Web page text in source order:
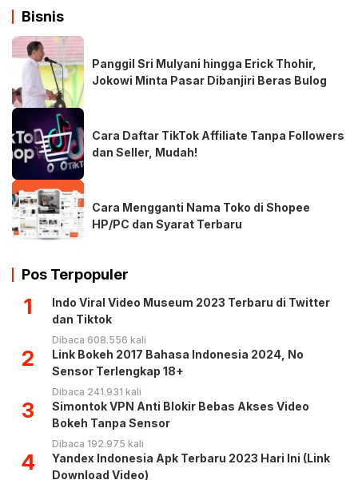
Bisnis
Panggil Sri Mulyani hingga Erick Thohir,
Jokowi Minta Pasar Dibanjiri Beras Bulog
Cara Daftar TikTok Affiliate Tanpa Followers
dan Seller, Mudah!
Cara Mengganti Nama Toko di Shopee
HP/PC dan Syarat Terbaru
Pos Terpopuler
1
Indo Viral Video Museum 2023 Terbaru di Twitter
dan Tiktok
Dibaca 608.556 kali
2
Link Bokeh 2017 Bahasa Indonesia 2024, No
Sensor Terlengkap 18+
Dibaca 241.931 kali
3
Simontok VPN Anti Blokir Bebas Akses Video
Bokeh Tanpa Sensor
Dibaca 192.975 kali
4
Yandex Indonesia Apk Terbaru 2023 Hari Ini (Link
Download Video)